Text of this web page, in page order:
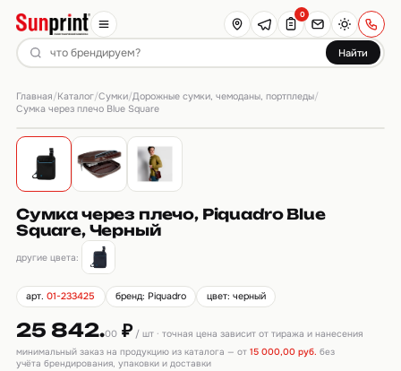
Найти
0
Главная/Каталог/Сумки/Дорожные сумки, чемоданы, портпледы/
Сумка через плечо Blue Square
Сумка через плечо, Piquadro Blue
Square, Черный
другие цвета:
арт.01-233425 бренд: Piquadro цвет: черный
25 842.00₽/ шт · точная цена зависит от тиража и нанесения
минимальный заказ на продукцию из каталога — от 15 000,00 руб. без
учёта брендирования, упаковки и доставки